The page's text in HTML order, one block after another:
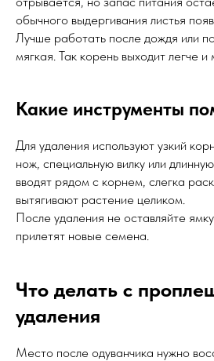
обычного выдергивания листья
Лучше работать после дождя или
мягкая. Так корень выходит легче и
Какие инструменты
Для удаления используют узкий
нож, специальную вилку или
вводят рядом с корнем, слегка
вытягивают растение целиком.
После удаления не оставляйте
прилетят новые семена.
Что делать с
удаления
Место после одуванчика нужно